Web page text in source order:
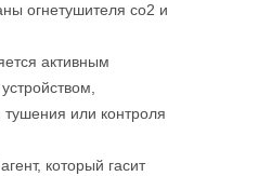
огнетушителя co2 и
активным
или контроля
который гасит